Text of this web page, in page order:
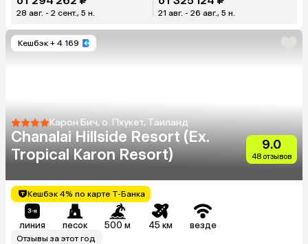
28 авг. - 2 сент., 5 н. 21 авг. - 26 авг., 5 н.
Кешбэк + 4 169
Карон Бич, о. Пхукет, Таиланд
Chanalai Hillside Resort (Ex.
Tropical Karon Resort)
9.0
48 отзывов
Кешбэк 4% по карте Т-Банка
линия песок 500 м 45 км везде
Отзывы за этот год